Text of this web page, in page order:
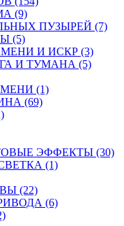
(9)
ПУЗЫРЕЙ (7)
(5)
И ИСКР (3)
И ТУМАНА (5)
(1)
(69)
ЭФФЕКТЫ (30)
(1)
(22)
(6)